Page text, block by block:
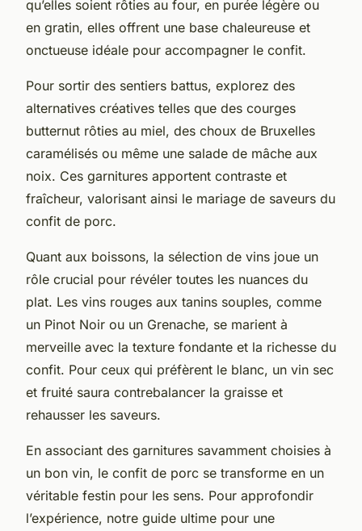
qu’elles soient rôties au four, en purée légère ou
en gratin, elles offrent une base chaleureuse et
onctueuse idéale pour accompagner le confit.
Pour sortir des sentiers battus, explorez des
alternatives créatives telles que des courges
butternut rôties au miel, des choux de Bruxelles
caramélisés ou même une salade de mâche aux
noix. Ces garnitures apportent contraste et
fraîcheur, valorisant ainsi le mariage de saveurs du
confit de porc.
Quant aux boissons, la sélection de vins joue un
rôle crucial pour révéler toutes les nuances du
plat. Les vins rouges aux tanins souples, comme
un Pinot Noir ou un Grenache, se marient à
merveille avec la texture fondante et la richesse du
confit. Pour ceux qui préfèrent le blanc, un vin sec
et fruité saura contrebalancer la graisse et
rehausser les saveurs.
En associant des garnitures savamment choisies à
un bon vin, le confit de porc se transforme en un
véritable festin pour les sens. Pour approfondir
l’expérience, notre guide ultime pour une